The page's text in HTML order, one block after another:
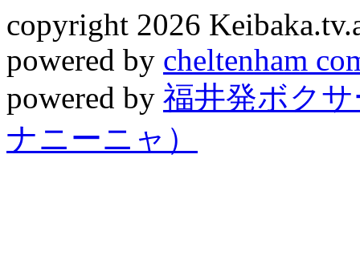
copyright 2026
powered by cheltenham
powered by 福井発ボクサ
ナニーニャ）